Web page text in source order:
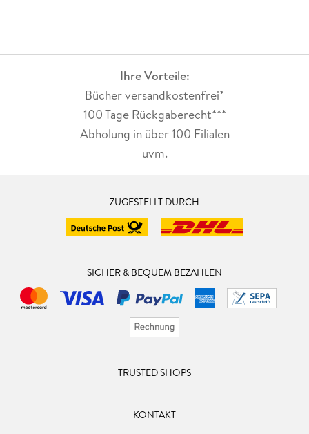
Ihre Vorteile:
Bücher versandkostenfrei*
100 Tage Rückgaberecht***
Abholung in über 100 Filialen
uvm.
ZUGESTELLT DURCH
SICHER & BEQUEM BEZAHLEN
TRUSTED SHOPS
KONTAKT